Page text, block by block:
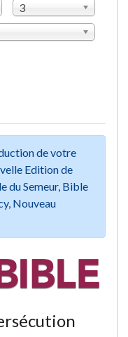
3
de votre
Edition de
du Semeur, Bible
Nouveau